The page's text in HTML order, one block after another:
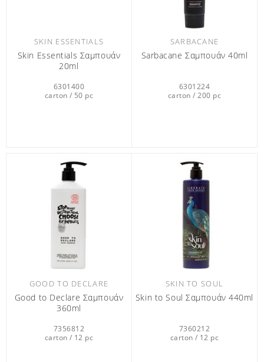
SKIN ESSENTIALS
Skin Essentials Σαμπουάν
20ml
6301400
carton / 50 pc
SARBACANE
Sarbacane Σαμπουάν 40ml
6301224
carton / 200 pc
GOOD TO DECLARE
Good to Declare Σαμπουάν
360ml
7356812
carton / 12 pc
SKIN TO SOUL
Skin to Soul Σαμπουάν 440ml
7360212
carton / 12 pc